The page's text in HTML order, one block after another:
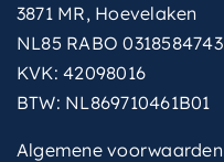
3871 MR, Hoevelaken
NL85 RABO 0318584743
KVK: 42098016
BTW: NL869710461B01
Algemene voorwaarden